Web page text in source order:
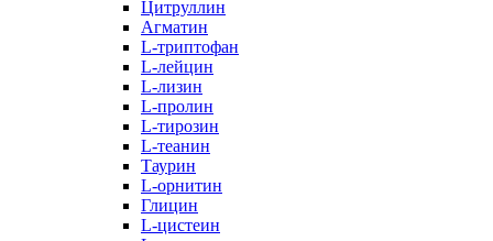
Цитруллин
Агматин
L-триптофан
L-лейцин
L-лизин
L-пролин
L-тирозин
L-теанин
Таурин
L-орнитин
Глицин
L-цистеин